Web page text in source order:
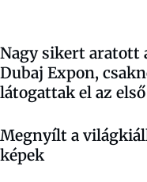
Nagy sikert aratott
Dubaj Expon,
látogattak el az
Megnyílt a
képek